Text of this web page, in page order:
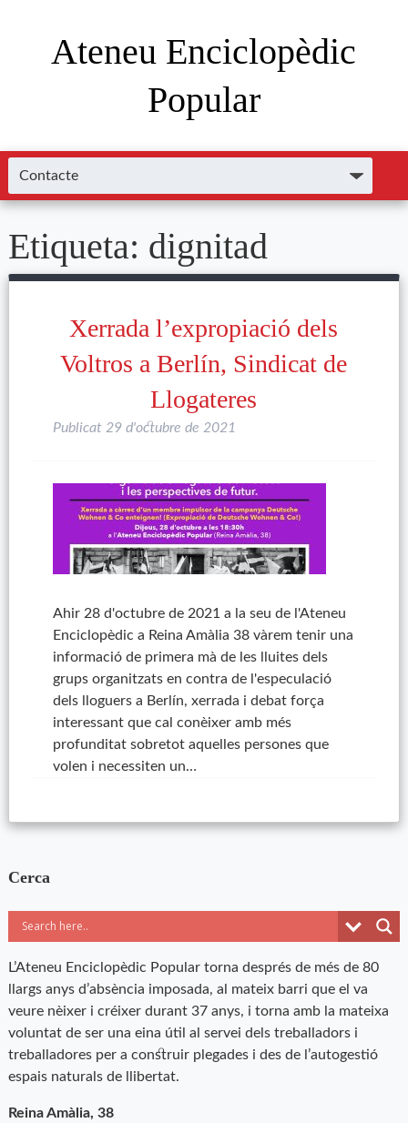
Ateneu Enciclopèdic
Popular
Etiqueta: dignitad
Xerrada l’expropiació dels
Voltros a Berlín, Sindicat de
Llogateres
Publicat 29 d'octubre de 2021
Ahir 28 d'octubre de 2021 a la seu de l'Ateneu
Enciclopèdic a Reina Amàlia 38 vàrem tenir una
informació de primera mà de les lluites dels
grups organitzats en contra de l'especulació
dels lloguers a Berlín, xerrada i debat força
interessant que cal conèixer amb més
profunditat sobretot aquelles persones que
volen i necessiten un…
Cerca
L’Ateneu Enciclopèdic Popular torna després de més de 80
llargs anys d’absència imposada, al mateix barri que el va
veure nèixer i créixer durant 37 anys, i torna amb la mateixa
voluntat de ser una eina útil al servei dels treballadors i
treballadores per a construir plegades i des de l’autogestió
espais naturals de llibertat.
Reina Amàlia, 38